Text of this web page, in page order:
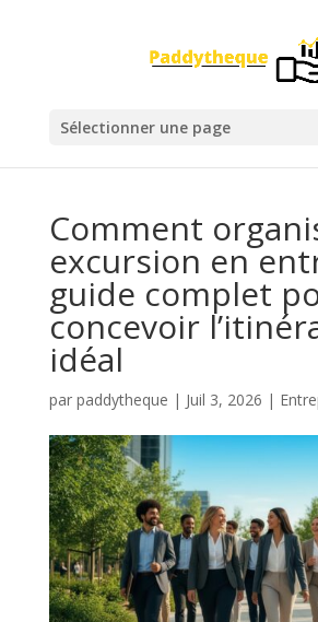
Sélectionner une page
Comment
excursion en
guide complet
concevoir
idéal
par paddytheque | Juil 3, 2026 |